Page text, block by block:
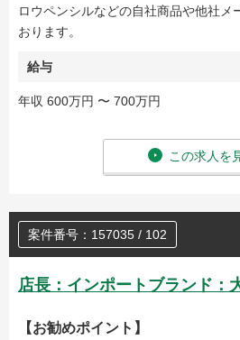
ロウペンシルなどの自社商品や他社メ
おります。
給与
年収 600万円 〜 700万円
この求人を
案件番号：157035 / 102
店長：インポートブランド：
【お勧めポイント】